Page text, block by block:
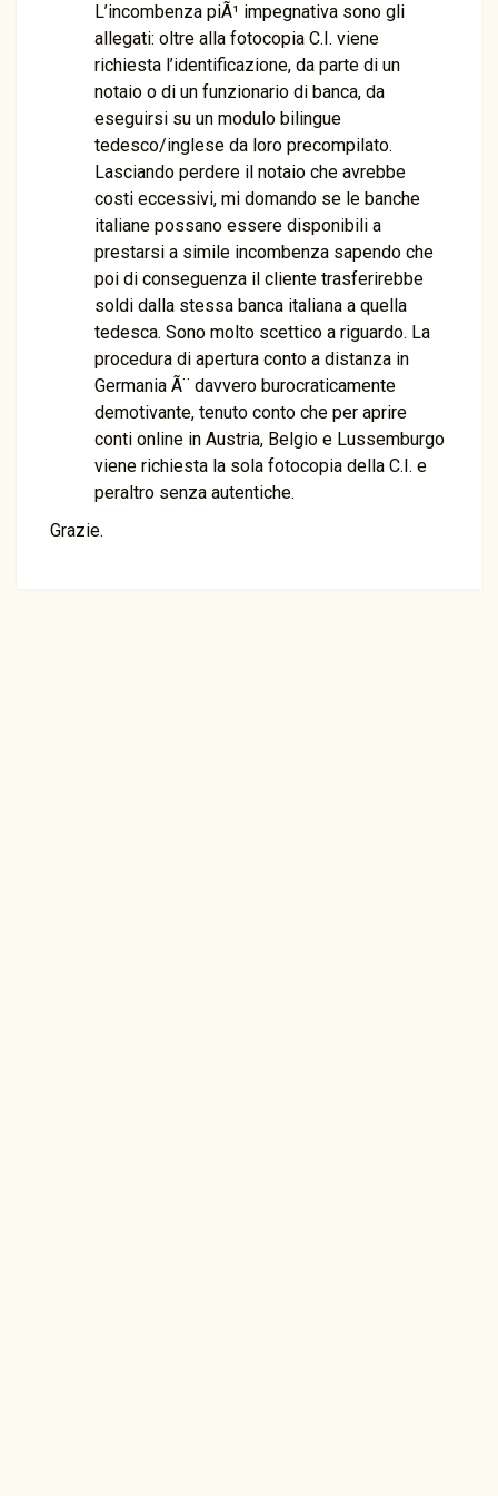
L’incombenza piÃ¹ impegnativa sono gli
allegati: oltre alla fotocopia C.I. viene
richiesta l’identificazione, da parte di un
notaio o di un funzionario di banca, da
eseguirsi su un modulo bilingue
tedesco/inglese da loro precompilato.
Lasciando perdere il notaio che avrebbe
costi eccessivi, mi domando se le banche
italiane possano essere disponibili a
prestarsi a simile incombenza sapendo che
poi di conseguenza il cliente trasferirebbe
soldi dalla stessa banca italiana a quella
tedesca. Sono molto scettico a riguardo. La
procedura di apertura conto a distanza in
Germania Ã¨ davvero burocraticamente
demotivante, tenuto conto che per aprire
conti online in Austria, Belgio e Lussemburgo
viene richiesta la sola fotocopia della C.I. e
peraltro senza autentiche.
Grazie.